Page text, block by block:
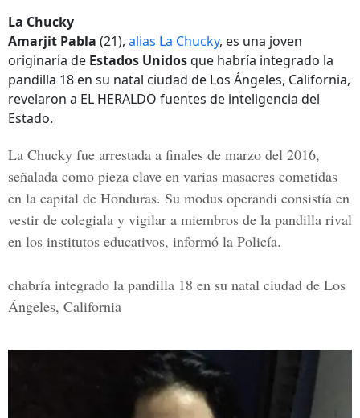
La Chucky
Amarjit Pabla (21), alias La Chucky, es una joven
originaria de Estados Unidosque habría integrado la
pandilla 18 en su natal ciudad de Los Ángeles, California,
revelaron a EL HERALDO fuentes de inteligencia del
Estado.
La Chucky fue arrestada a finales de marzo del 2016,
señalada como pieza clave en varias masacres cometidas
en la capital de Honduras. Su modus operandi consistía en
vestir de colegiala y vigilar a miembros de la pandilla rival
en los institutos educativos, informó la Policía.
chabría integrado la pandilla 18 en su natal ciudad de Los
Ángeles, California